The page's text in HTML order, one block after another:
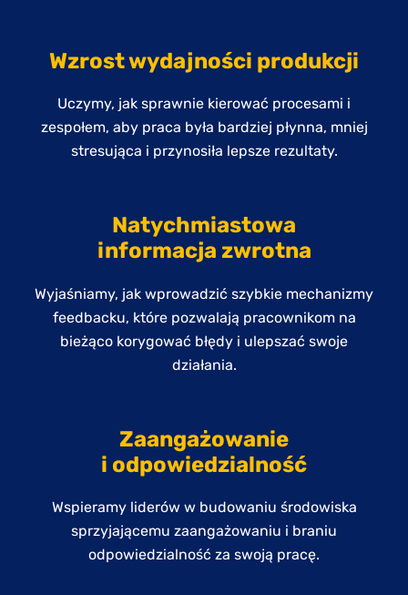
Wzrost wydajności produkcji
Uczymy, jak sprawnie kierować procesami i
zespołem, aby praca była bardziej płynna, mniej
stresująca i przynosiła lepsze rezultaty.
Natychmiastowa
informacja zwrotna
Wyjaśniamy, jak wprowadzić szybkie mechanizmy
feedbacku, które pozwalają pracownikom na
bieżąco korygować błędy i ulepszać swoje
działania.
Zaangażowanie
i odpowiedzialność
Wspieramy liderów w budowaniu środowiska
sprzyjającemu zaangażowaniu i braniu
odpowiedzialność za swoją pracę.